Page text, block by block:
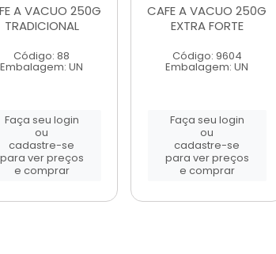
A VACUO 250G
TRADICIONAL
Código: 88
Embalagem: UN
Faça seu login
ou
cadastre-se
para ver preços
e comprar
CAFE A VACUO 250G
EXTRA FORTE
Código: 9604
Embalagem: UN
Faça seu login
ou
cadastre-se
para ver preços
e comprar